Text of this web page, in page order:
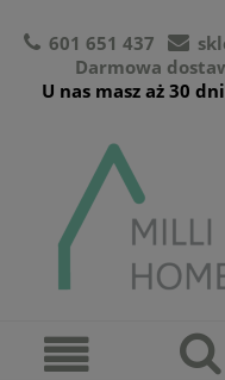
601 651 437
Darmowa
U nas masz aż 30